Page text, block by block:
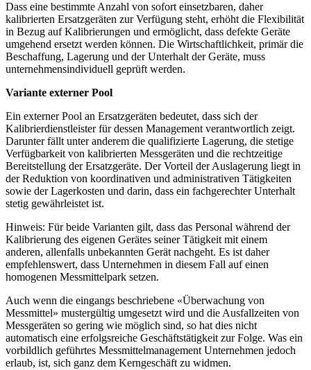
Dass eine bestimmte Anzahl von sofort einsetzbaren, daher
kalibrierten Ersatzgeräten zur Verfügung steht, erhöht die Flexibilität
in Bezug auf Kalibrierungen und ermöglicht, dass defekte Geräte
umgehend ersetzt werden können. Die Wirtschaftlichkeit, primär die
Beschaffung, Lagerung und der Unterhalt der Geräte, muss
unternehmensindividuell geprüft werden.
Variante externer Pool
Ein externer Pool an Ersatzgeräten bedeutet, dass sich der
Kalibrierdienstleister für dessen Management verantwortlich zeigt.
Darunter fällt unter anderem die qualifizierte Lagerung, die stetige
Verfügbarkeit von kalibrierten Messgeräten und die rechtzeitige
Bereitstellung der Ersatzgeräte. Der Vorteil der Auslagerung liegt in
der Reduktion von koordinativen und administrativen Tätigkeiten
sowie der Lagerkosten und darin, dass ein fachgerechter Unterhalt
stetig gewährleistet ist.
Hinweis: Für beide Varianten gilt, dass das Personal während der
Kalibrierung des eigenen Gerätes seiner Tätigkeit mit einem
anderen, allenfalls unbekannten Gerät nachgeht. Es ist daher
empfehlenswert, dass Unternehmen in diesem Fall auf einen
homogenen Messmittelpark setzen.
Auch wenn die eingangs beschriebene «Überwachung von
Messmittel» mustergültig umgesetzt wird und die Ausfallzeiten von
Messgeräten so gering wie möglich sind, so hat dies nicht
automatisch eine erfolgsreiche Geschäftstätigkeit zur Folge. Was ein
vorbildlich geführtes Messmittelmanagement Unternehmen jedoch
erlaub, ist, sich ganz dem Kerngeschäft zu widmen.